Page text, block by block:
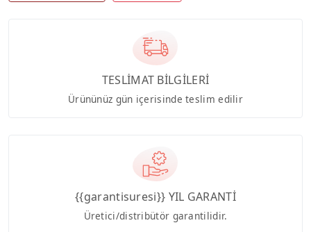
TESLİMAT BİLGİLERİ
Ürününüz gün içerisinde teslim edilir
{{garantisuresi}} YIL GARANTİ
Üretici/distribütör garantilidir.